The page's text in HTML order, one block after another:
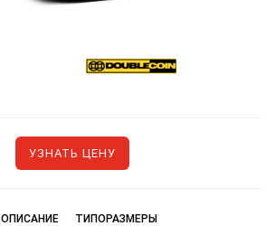
УЗНАТЬ ЦЕНУ
ОПИСАНИЕ ТИПОРАЗМЕРЫ